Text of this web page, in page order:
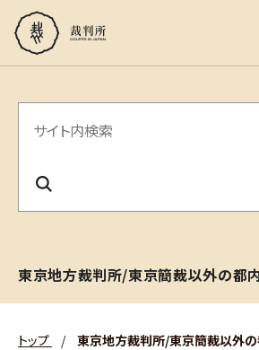
サ
内
索
東京地方裁判所/東京簡裁以外の都
トップ / 東京地方裁判所/東京簡裁以外